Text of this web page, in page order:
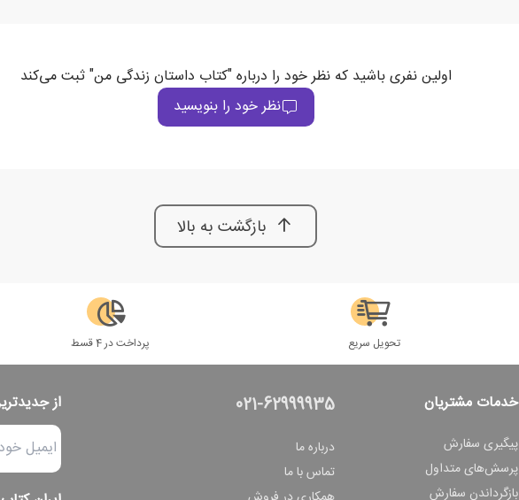
اولین نفری باشید که نظر خود را درباره "کتاب داستان زندگی من" ثبت می‌کند
نظر خود را بنویسید
بازگشت به بالا
تحویل سریع پرداخت در 4 قسط
خدمات مشتریان
پیگیری سفارش
پرسش‌های متداول
بازگرداندن سفارش
021-62999935
درباره ما
تماس با ما
از